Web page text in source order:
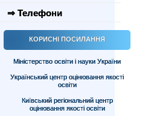
⇒ Телефони
КОРИСНІ ПОСИЛАННЯ
Міністерство освіти і науки України
Український центр оцінювання якості
освіти
Київський регіональний центр
оцінювання якості освіти